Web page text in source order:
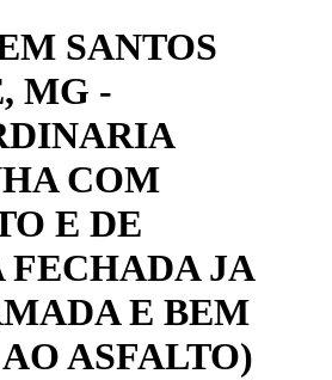
SANTOS
MG -
COM
E DE
FECHADA JA
E BEM
ASFALTO)